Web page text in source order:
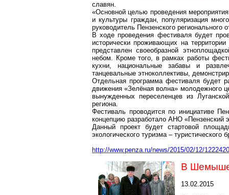
славян.
«Основной целью проведения
и культуры граждан, популяризация
руководитель Пензенского
В ходе проведения фестиваля будет
исторически проживающих на
представлен своеобразной
небом. Кроме того, в рамках работы
кухни, национальные забавы и
танцевальные этноколлективы,
Отдельная программа фестиваля будет
движения «Зелёная волна» молодежного
вынужденных переселенцев из
региона.
Фестиваль проводится по инициативе
концепцию разработало АНО «Пензенский
Данный проект будет стартовой
экологического туризма – туристического
http://www.penza.ru/news/2015/02/12/
В
13.02.2015